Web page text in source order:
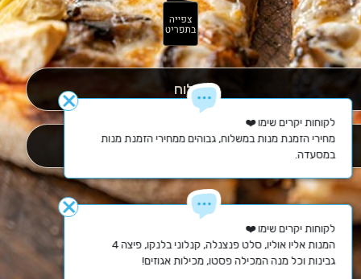
close
המנות אליו אוליו, סלט פנצנלה, קנלוני בלנקו, פיצה 4
גבינות וכל מנה המכילה פסטו, מכילות אגוזים!
close
מחירי הזמנת מנות במשלוח, גבוהים ממחירי הזמנת מנות
במסעדה.
משלוח
איסוף עצמי